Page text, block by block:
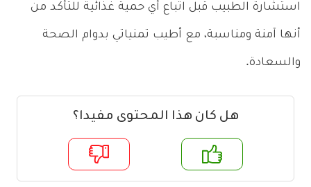
استشارة الطبيب قبل اتباع أي حمية غذائية للتأكد من
أنها آمنة ومناسبة، مع أطيب تمنياتي بدوام الصحة
والسعادة.
هل كان هذا المحتوى مفيدا؟
لا